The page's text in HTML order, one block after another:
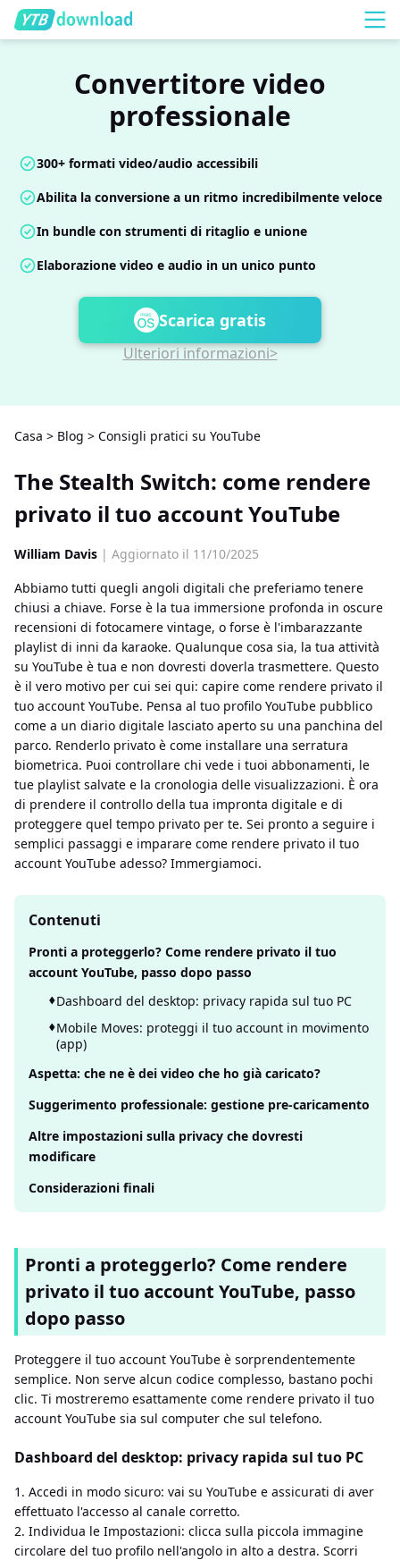
Convertitore video
professionale
300+ formati video/audio accessibili
Abilita la conversione a un ritmo incredibilmente veloce
In bundle con strumenti di ritaglio e unione
Elaborazione video e audio in un unico punto
Scarica gratis
Ulteriori informazioni>
Casa > Blog > Consigli pratici su YouTube
The Stealth Switch: come rendere
privato il tuo account YouTube
William Davis | Aggiornato il 11/10/2025
Abbiamo tutti quegli angoli digitali che preferiamo tenere
chiusi a chiave. Forse è la tua immersione profonda in oscure
recensioni di fotocamere vintage, o forse è l'imbarazzante
playlist di inni da karaoke. Qualunque cosa sia, la tua attività
su YouTube è tua e non dovresti doverla trasmettere. Questo
è il vero motivo per cui sei qui: capire come rendere privato il
tuo account YouTube. Pensa al tuo profilo YouTube pubblico
come a un diario digitale lasciato aperto su una panchina del
parco. Renderlo privato è come installare una serratura
biometrica. Puoi controllare chi vede i tuoi abbonamenti, le
tue playlist salvate e la cronologia delle visualizzazioni. È ora
di prendere il controllo della tua impronta digitale e di
proteggere quel tempo privato per te. Sei pronto a seguire i
semplici passaggi e imparare come rendere privato il tuo
account YouTube adesso? Immergiamoci.
Contenuti
Pronti a proteggerlo? Come rendere privato il tuo
account YouTube, passo dopo passo
Dashboard del desktop: privacy rapida sul tuo PC
Mobile Moves: proteggi il tuo account in movimento
(app)
Aspetta: che ne è dei video che ho già caricato?
Suggerimento professionale: gestione pre-caricamento
Altre impostazioni sulla privacy che dovresti
modificare
Considerazioni finali
Pronti a proteggerlo? Come rendere
privato il tuo account YouTube, passo
dopo passo
Proteggere il tuo account YouTube è sorprendentemente
semplice. Non serve alcun codice complesso, bastano pochi
clic. Ti mostreremo esattamente come rendere privato il tuo
account YouTube sia sul computer che sul telefono.
Dashboard del desktop: privacy rapida sul tuo PC
1. Accedi in modo sicuro: vai su YouTube e assicurati di aver
effettuato l'accesso al canale corretto.
2. Individua le Impostazioni: clicca sulla piccola immagine
circolare del tuo profilo nell'angolo in alto a destra. Scorri